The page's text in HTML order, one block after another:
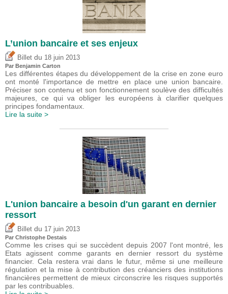
L’union bancaire et ses enjeux
Billet du 18 juin 2013
Par Benjamin Carton
Les différentes étapes du développement de la crise en zone euro
ont monté l'importance de mettre en place une union bancaire.
Préciser son contenu et son fonctionnement soulève des difficultés
majeures, ce qui va obliger les européens à clarifier quelques
principes fondamentaux.
Lire la suite >
L'union bancaire a besoin d'un garant en dernier
ressort
Billet du 17 juin 2013
Par Christophe Destais
Comme les crises qui se succèdent depuis 2007 l'ont montré, les
Etats agissent comme garants en dernier ressort du système
financier. Cela restera vrai dans le futur, même si une meilleure
régulation et la mise à contribution des créanciers des institutions
financières permettent de mieux circonscrire les risques supportés
par les contribuables.